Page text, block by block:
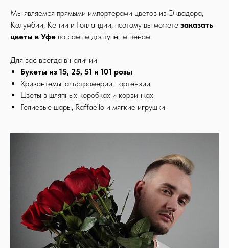
Мы являемся прямыми импортерами цветов из Эквадора,
Колумбии, Кении и Голландии, поэтому вы можете заказать
цветы в Уфе по самым доступным ценам.
Для вас всегда в наличии:
Букеты из 15, 25, 51 и 101 розы
Хризантемы, альстромерии, гортензии
Цветы в шляпных коробках и корзинках
Гелиевые шары, Raffaello и мягкие игрушки